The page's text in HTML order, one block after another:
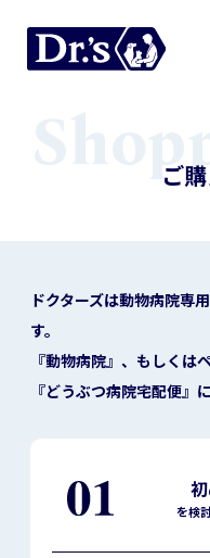
ご
ドクターズは動物病院専
す。
『動物病院』、もしくは
『どうぶつ病院宅配便』
を検